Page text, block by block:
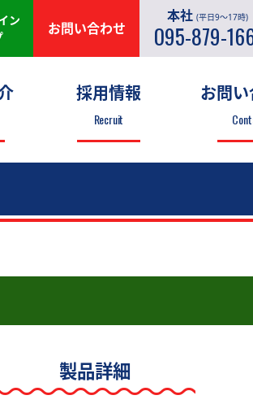
採用情報
Recruit
お問
製品詳細
ン
お問い合わせ
本社 (平日9～17時)
095-879-